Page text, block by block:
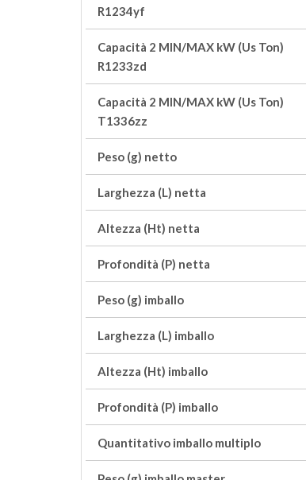
R1234yf
Capacità 2 MIN/MAX kW (Us Ton)
R1233zd
Capacità 2 MIN/MAX kW (Us Ton)
T1336zz
Peso (g) netto
Larghezza (L) netta
Altezza (Ht) netta
Profondità (P) netta
Peso (g) imballo
Larghezza (L) imballo
Altezza (Ht) imballo
Profondità (P) imballo
Quantitativo imballo multiplo